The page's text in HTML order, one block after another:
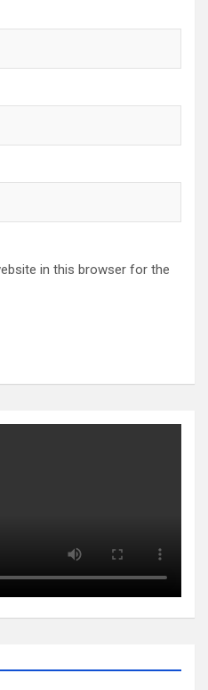
in this browser for the